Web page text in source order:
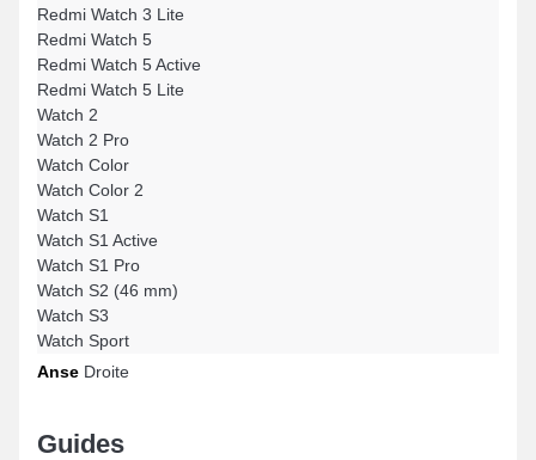
Redmi Watch 3 Lite
Redmi Watch 5
Redmi Watch 5 Active
Redmi Watch 5 Lite
Watch 2
Watch 2 Pro
Watch Color
Watch Color 2
Watch S1
Watch S1 Active
Watch S1 Pro
Watch S2 (46 mm)
Watch S3
Watch Sport
Anse Droite
Guides